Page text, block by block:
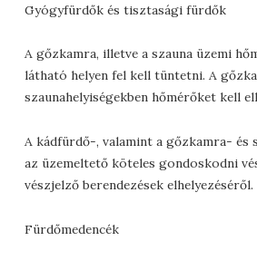
Gyógyfürdők és tisztasági fürdők
A gőzkamra, illetve a szauna üzemi
látható helyen fel kell tüntetni. A
szaunahelyiségekben hőmérőket kell
A kádfürdő-, valamint a gőzkamra- és
az üzemeltető köteles gondoskodni
vészjelző berendezések elhelyezéséről.
Fürdőmedencék